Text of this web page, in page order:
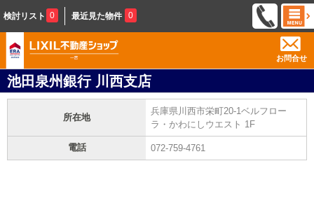
検討リスト 0 最近見た物件 0
お問合せ
池田泉州銀行 川西支店
所在地
兵庫県川西市栄町20-1ベルフロー
ラ・かわにしウエスト 1F
電話 072-759-4761